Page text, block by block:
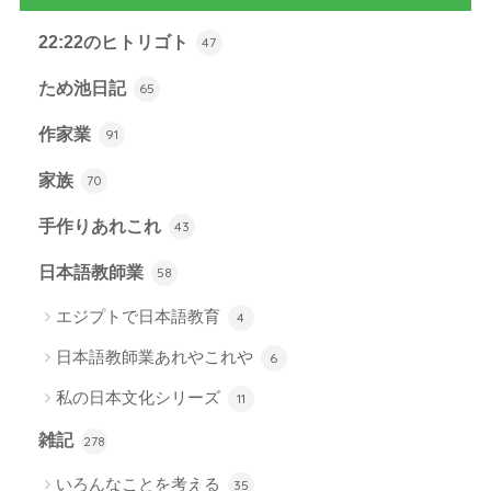
22:22のヒトリゴト 47
ため池日記 65
作家業 91
家族 70
手作りあれこれ 43
日本語教師業 58
エジプトで日本語教育 4
日本語教師業あれやこれや 6
私の日本文化シリーズ 11
雑記 278
いろんなことを考える 35